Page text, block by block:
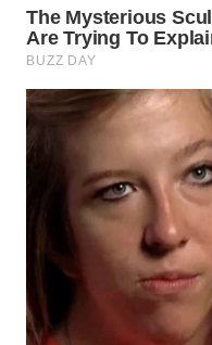
WN
TEBING
TINGGI
WN
PAKPAK
WN
KARAWANG
WN
BEKASI